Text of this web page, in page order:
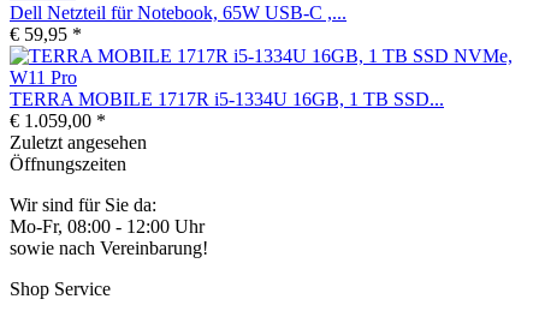
Dell Netzteil für Notebook, 65W USB-C ,...
€ 59,95 *
TERRA MOBILE 1717R i5-1334U 16GB, 1 TB SSD...
€ 1.059,00 *
Zuletzt angesehen
Öffnungszeiten
Wir sind für Sie da:
Mo-Fr, 08:00 - 12:00 Uhr
sowie nach Vereinbarung!
Shop Service